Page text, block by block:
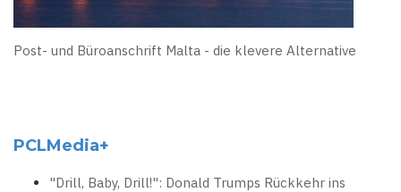
Post- und Büroanschrift Malta - die klevere Alternative
PCLMedia+
"Drill, Baby, Drill!": Donald Trumps Rückkehr ins